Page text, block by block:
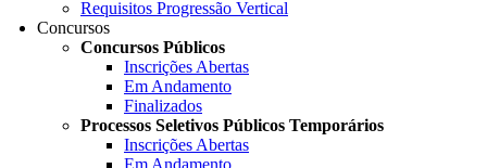
Requisitos Progressão Vertical
Concursos
Concursos Públicos
Inscrições Abertas
Em Andamento
Finalizados
Processos Seletivos Públicos Temporários
Inscrições Abertas
Em Andamento